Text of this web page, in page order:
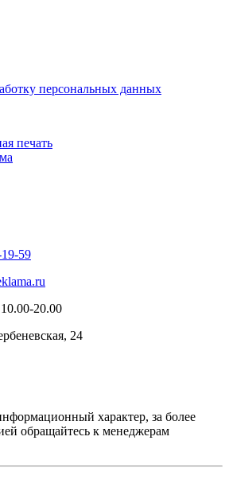
персональных данных
печать
59
20.00
24
характер, за более
обращайтесь к менеджерам